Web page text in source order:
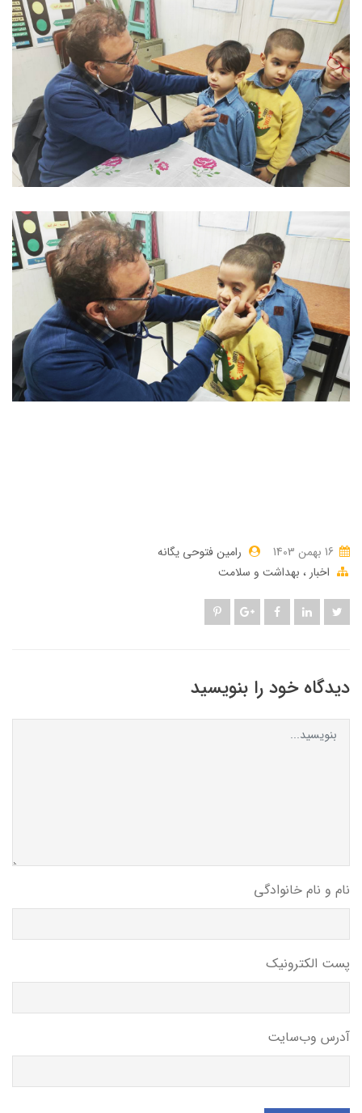
رامین فتوحی یگانه
اخبار
بهداشت و سلامت
دیدگاه خود را بنویسید
نام و نام خانوادگی
پست الکترونیک
آدرس وب‌سایت